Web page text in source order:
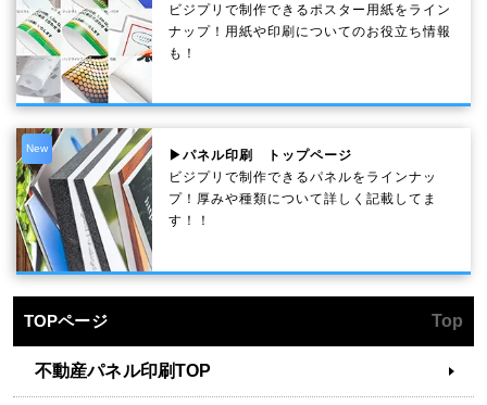
ビジプリで制作できるポスター用紙をライン
ナップ！用紙や印刷についてのお役立ち情報
も！
New
▶パネル印刷 トップページ
ビジプリで制作できるパネルをラインナッ
プ！厚みや種類について詳しく記載してま
す！！
TOPページ Top
不動産パネル印刷TOP